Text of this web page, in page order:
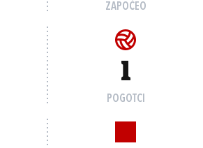
ZAPOČEO
1
POGOTCI